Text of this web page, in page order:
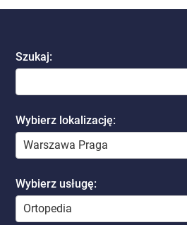
Szukaj:
Wybierz lokalizację:
Warszawa Praga
Wybierz usługę:
Ortopedia